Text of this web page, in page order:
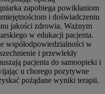
zapobiega powikłaniom
i doświadczeniu
jakości zdrowia. Ważnym
w edukacji pacjenta.
współodpowiedzialności w
i przewlekły
pacjenta do samoopieki i
u chorego pozytywne
pożądane wyniki terapii.